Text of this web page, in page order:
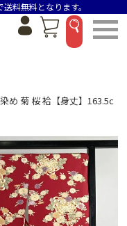
料無料となります。
め 菊 桜 袷【身丈】163.5c